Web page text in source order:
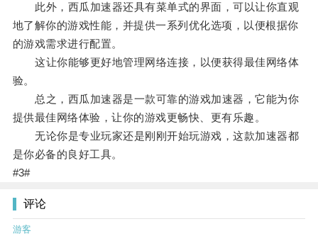
此外，西瓜加速器还具有菜单式的界面，可以让你直观
地了解你的游戏性能，并提供一系列优化选项，以便根据你
的游戏需求进行配置。
这让你能够更好地管理网络连接，以便获得最佳网络体
验。
总之，西瓜加速器是一款可靠的游戏加速器，它能为你
提供最佳网络体验，让你的游戏更畅快、更有乐趣。
无论你是专业玩家还是刚刚开始玩游戏，这款加速器都
是你必备的良好工具。
#3#
评论
游客